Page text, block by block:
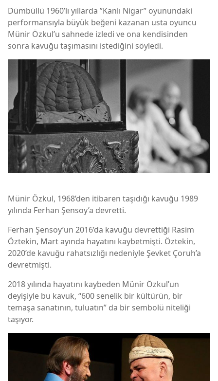
Dümbüllü 1960’lı yıllarda ”Kanlı Nigar” oyunundaki
performansıyla büyük beğeni kazanan usta oyuncu
Münir Özkul’u sahnede izledi ve ona kendisinden
sonra kavuğu taşımasını istediğini söyledi.
Münir Özkul, 1968’den itibaren taşıdığı kavuğu 1989
yılında Ferhan Şensoy’a devretti.
Ferhan Şensoy’un 2016’da kavuğu devrettiği Rasim
Öztekin, Mart ayında hayatını kaybetmişti. Öztekin,
2020’de kavuğu rahatsızlığı nedeniyle Şevket Çoruh’a
devretmişti.
2018 yılında hayatını kaybeden Münir Özkul’un
deyişiyle bu kavuk, “600 senelik bir kültürün, bir
temaşa sanatının, tuluatın” da bir sembolü niteliği
taşıyor.